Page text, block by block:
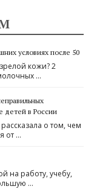
условиях после 50
кожи? 2
…
детей в России
о том, чем
от …
на работу, учебу,
…